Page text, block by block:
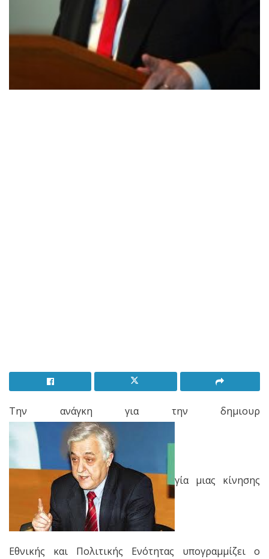
Την ανάγκη για την δημιουρ
γία μιας κίνησης
Εθνικής και Πολιτικής Ενότητας υπογραμμίζει ο